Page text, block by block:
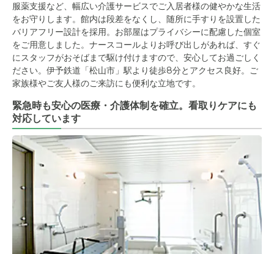
服薬支援など、幅広い介護サービスでご入居者様の健やかな生活
をお守りします。館内は段差をなくし、随所に手すりを設置した
バリアフリー設計を採用。お部屋はプライバシーに配慮した個室
をご用意しました。ナースコールよりお呼び出しがあれば、すぐ
にスタッフがおそばまで駆け付けますので、安心してお過ごしく
ださい。伊予鉄道「松山市」駅より徒歩8分とアクセス良好。ご
家族様やご友人様のご来訪にも便利な立地です。
緊急時も安心の医療・介護体制を確立。看取りケアにも
対応しています